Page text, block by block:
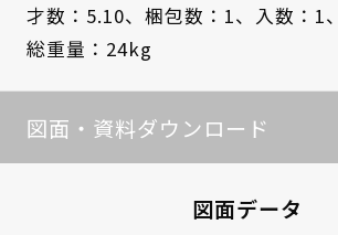
才数：5.10、 梱包数：1、
入数：1、
総重量：24kg
図面・資料ダウンロード
図面データ